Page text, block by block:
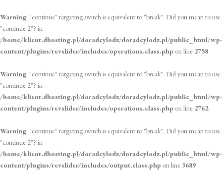
Warning: "continue" targeting switch is equivalent to "break". Did you mean to use
"continue 2"? in
/home/klient.dhosting.pl/doradcylodz/doradcylodz.pl/public_html/wp-
content/plugins/revslider/includes/operations.class.php on line 2758
Warning: "continue" targeting switch is equivalent to "break". Did you mean to use
"continue 2"? in
/home/klient.dhosting.pl/doradcylodz/doradcylodz.pl/public_html/wp-
content/plugins/revslider/includes/operations.class.php on line 2762
Warning: "continue" targeting switch is equivalent to "break". Did you mean to use
"continue 2"? in
/home/klient.dhosting.pl/doradcylodz/doradcylodz.pl/public_html/wp-
content/plugins/revslider/includes/output.class.php on line3689